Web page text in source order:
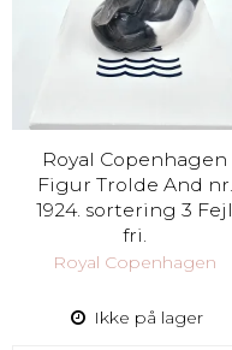
Royal Copenhagen
Figur Trolde And nr.
1924. sortering 3 Fejl
fri.
Royal Copenhagen
Ikke på lager